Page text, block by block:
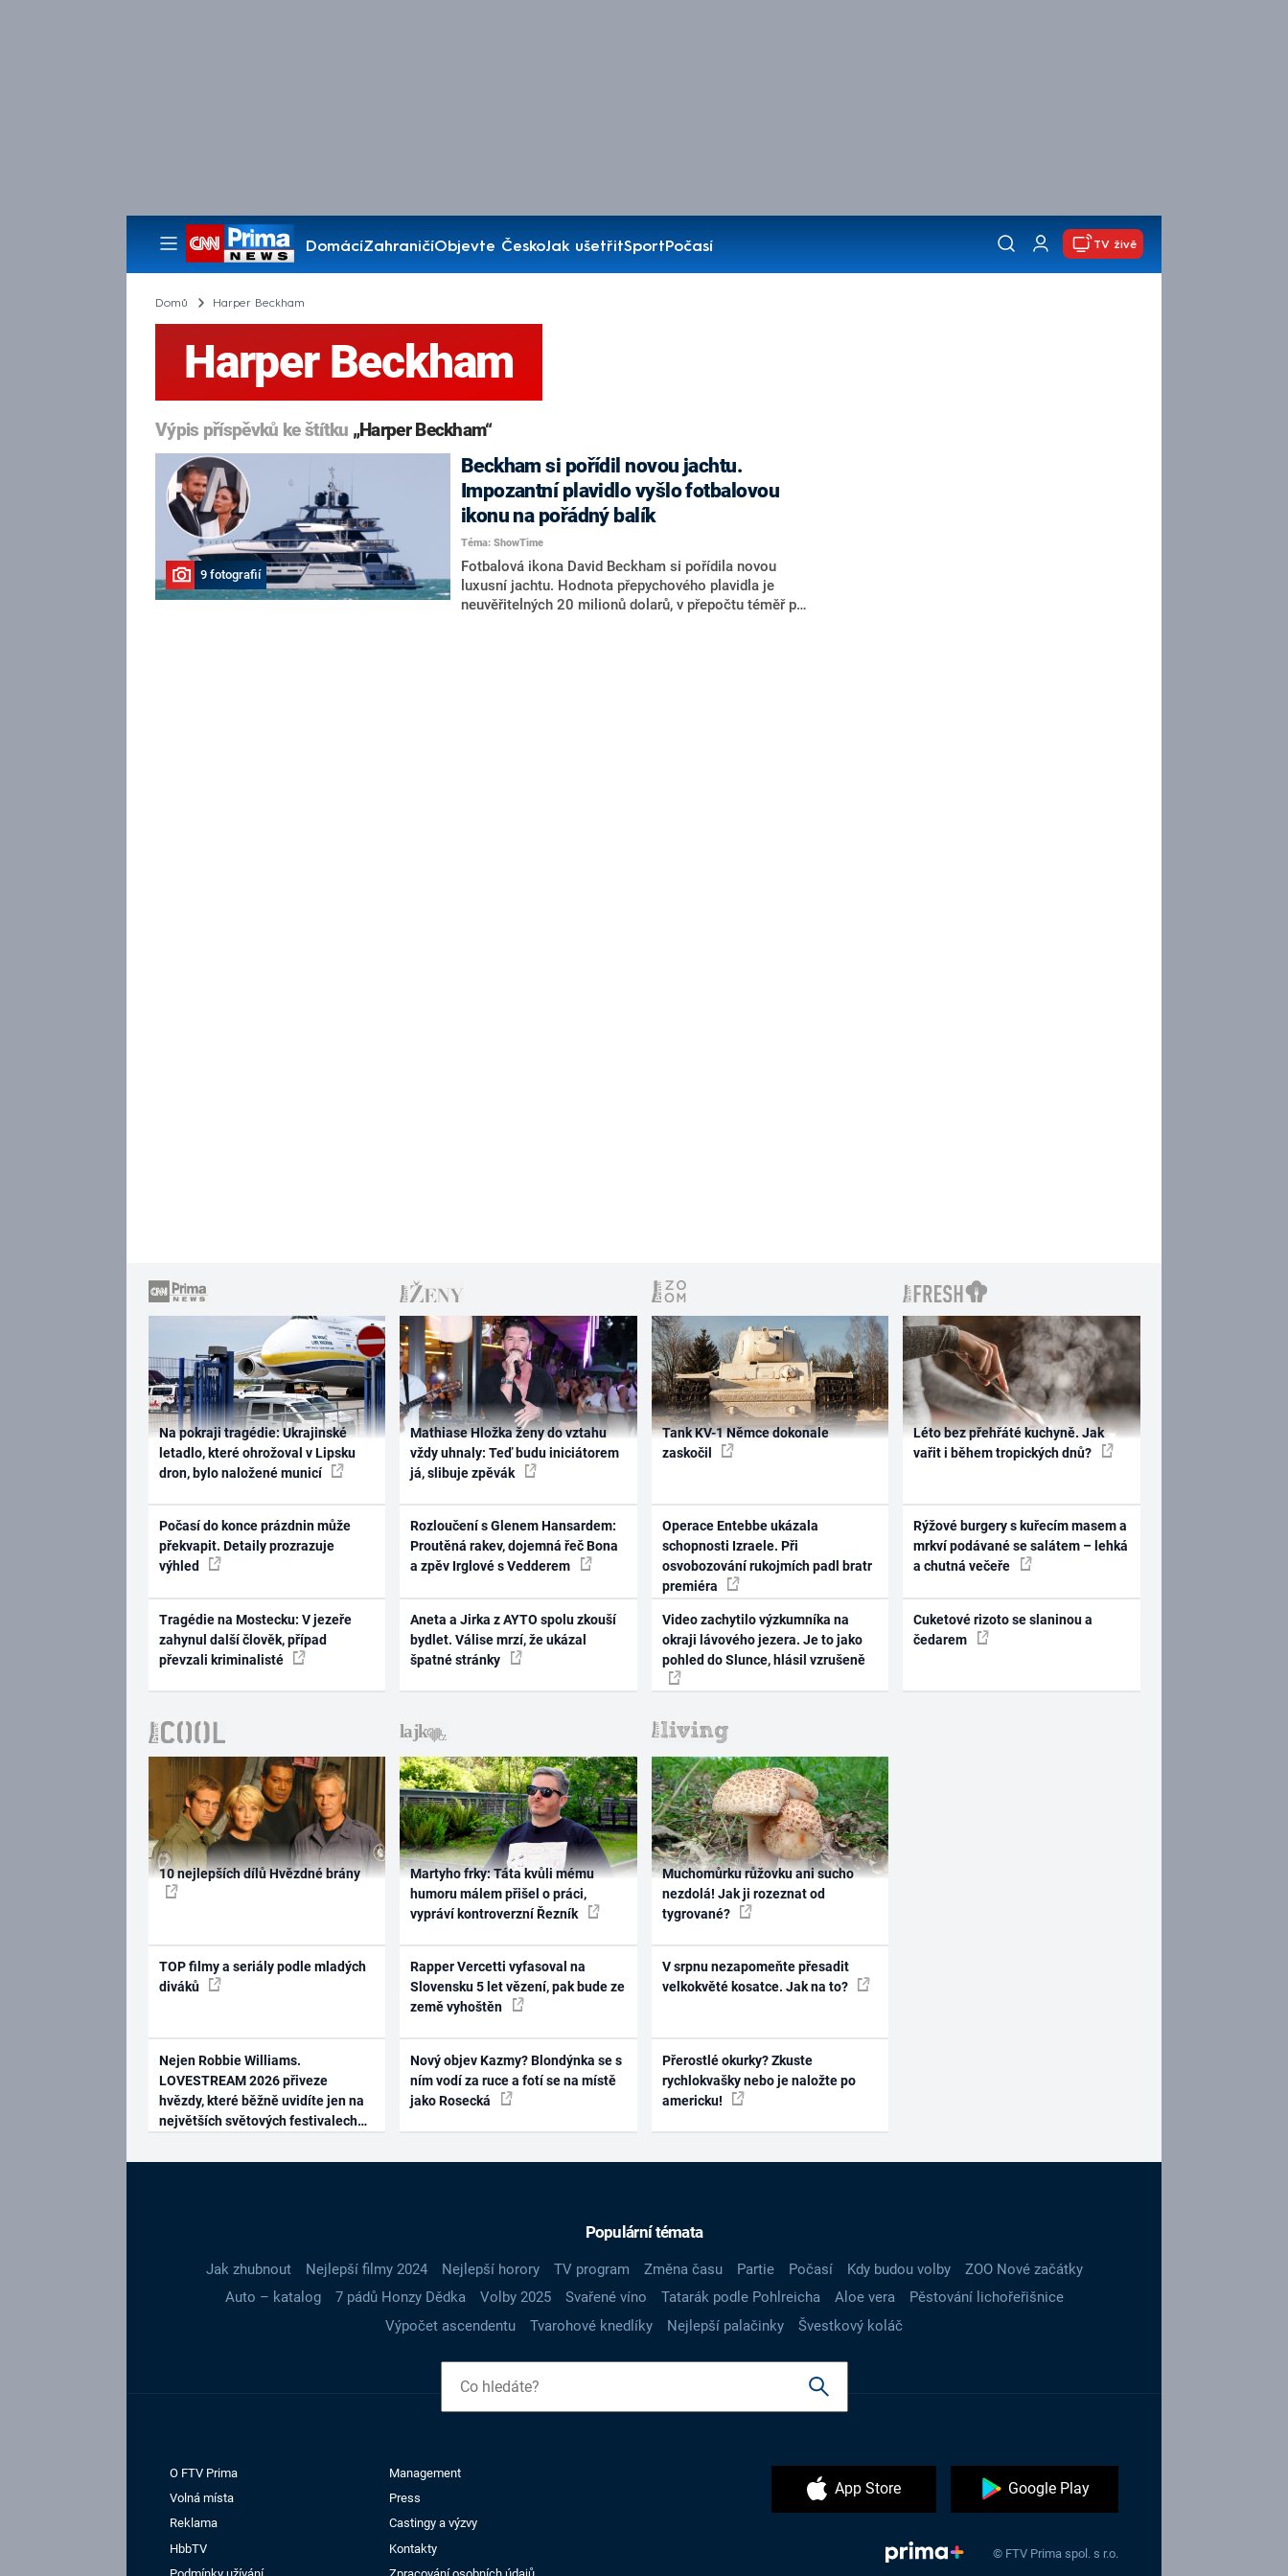
DomácíZahraničíObjevte ČeskoJak ušetřitSportPočasí
Pořady
TV živě
Domů Harper Beckham
Harper Beckham
Výpis příspěvků ke štítku „Harper Beckham“
9 fotografií
Beckham si pořídil novou jachtu.
Impozantní plavidlo vyšlo fotbalovou
ikonu na pořádný balík
Téma: ShowTime
Fotbalová ikona David Beckham si pořídila novou
luxusní jachtu. Hodnota přepychového plavidla je
neuvěřitelných 20 milionů dolarů, v přepočtu téměř půl
Na pokraji tragédie: Ukrajinské
letadlo, které ohrožoval v Lipsku
dron, bylo naložené municí
Počasí do konce prázdnin může
překvapit. Detaily prozrazuje
výhled
Tragédie na Mostecku: V jezeře
zahynul další člověk, případ
převzali kriminalisté
Mathiase Hložka ženy do vztahu
vždy uhnaly: Teď budu iniciátorem
já, slibuje zpěvák
Rozloučení s Glenem Hansardem:
Proutěná rakev, dojemná řeč Bona
a zpěv Irglové s Vedderem
Aneta a Jirka z AYTO spolu zkouší
bydlet. Válise mrzí, že ukázal
špatné stránky
Tank KV-1 Němce dokonale
zaskočil
Operace Entebbe ukázala
schopnosti Izraele. Při
osvobozování rukojmích padl bratr
premiéra
Video zachytilo výzkumníka na
okraji lávového jezera. Je to jako
pohled do Slunce, hlásil vzrušeně
Léto bez přehřáté kuchyně. Jak
vařit i během tropických dnů?
Rýžové burgery s kuřecím masem a
mrkví podávané se salátem – lehká
a chutná večeře
Cuketové rizoto se slaninou a
čedarem
10 nejlepších dílů Hvězdné brány
TOP filmy a seriály podle mladých
diváků
Nejen Robbie Williams.
LOVESTREAM 2026 přiveze
hvězdy, které běžně uvidíte jen na
největších světových festivalech
Martyho frky: Táta kvůli mému
humoru málem přišel o práci,
vypráví kontroverzní Řezník
Rapper Vercetti vyfasoval na
Slovensku 5 let vězení, pak bude ze
země vyhoštěn
Nový objev Kazmy? Blondýnka se s
ním vodí za ruce a fotí se na místě
jako Rosecká
Muchomůrku růžovku ani sucho
nezdolá! Jak ji rozeznat od
tygrované?
V srpnu nezapomeňte přesadit
velkokvěté kosatce. Jak na to?
Přerostlé okurky? Zkuste
rychlokvašky nebo je naložte po
americku!
Populární témata
Jak zhubnout Nejlepší filmy 2024 Nejlepší horory TV program Změna času Partie Počasí Kdy budou volby
ZOO Nové začátky
Auto – katalog
7 pádů Honzy Dědka Volby 2025 Svařené víno Tatarák podle Pohlreicha Aloe vera
Pěstování lichořeřišnice
Výpočet ascendentu
Tvarohové knedlíky Nejlepší palačinky Švestkový koláč
O FTV Prima
Management
Volná místa
Press
Reklama
Castingy a výzvy
HbbTV
Kontakty
App Store Google Play
© FTV Prima spol. s r.o.